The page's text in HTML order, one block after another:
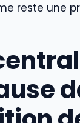
reste une